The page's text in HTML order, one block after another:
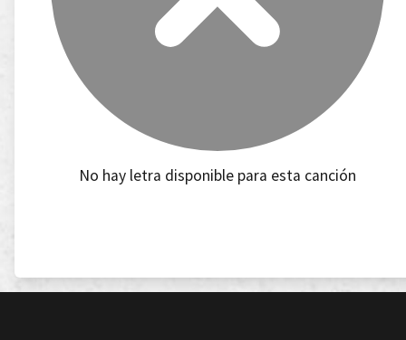
No hay letra disponible para esta canción